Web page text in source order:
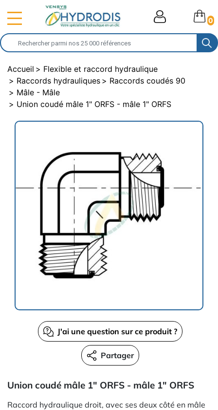
0
Accueil
Flexible et raccord hydraulique
Raccords hydrauliques
Raccords coudés 90
Mâle - Mâle
Union coudé mâle 1" ORFS - mâle 1" ORFS
J'ai une question sur ce produit ?
Partager
Union coudé mâle 1" ORFS - mâle 1" ORFS
Raccord hydraulique droit, avec ses deux côté en mâle